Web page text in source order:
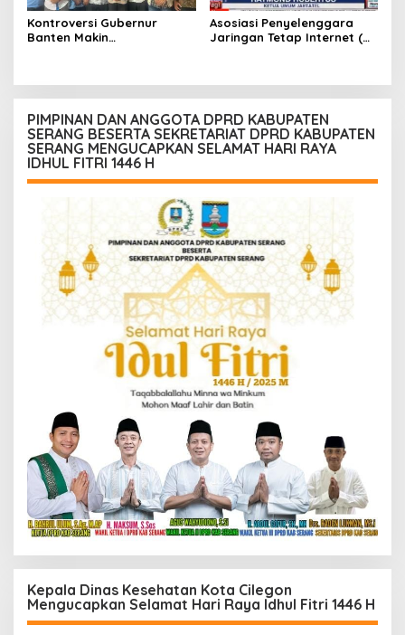
Kontroversi Gubernur
Banten Makin
Asosiasi Penyelenggara
Jaringan Tetap Internet (
PIMPINAN DAN ANGGOTA DPRD KABUPATEN
SERANG BESERTA SEKRETARIAT DPRD KABUPATEN
SERANG MENGUCAPKAN SELAMAT HARI RAYA
IDHUL FITRI 1446 H
Kepala Dinas Kesehatan Kota Cilegon
Mengucapkan Selamat Hari Raya Idhul Fitri 1446 H